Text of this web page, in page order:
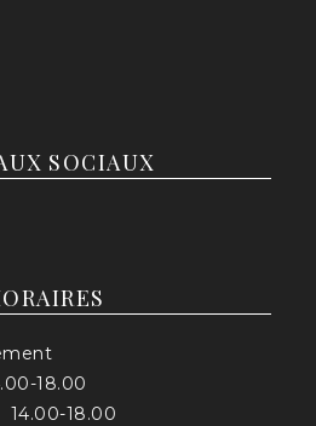
SOCIAUX
18.00
14.00-18.00